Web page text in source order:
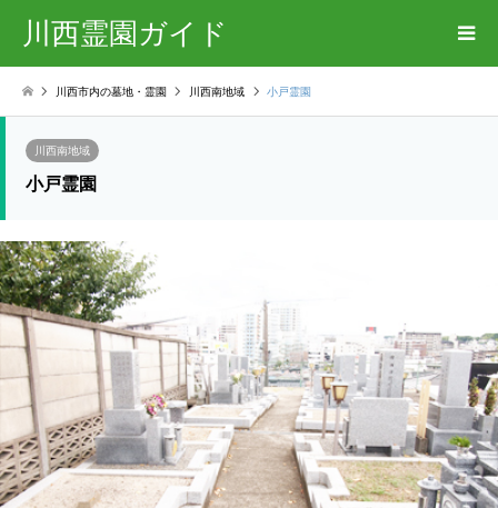
川西霊園ガイド
川西市内の墓地・霊園 川西南地域 小戸霊園
川西南地域
小戸霊園